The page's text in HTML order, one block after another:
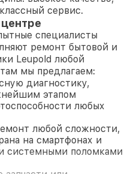
сервис.
специалисты
ремонт бытовой и
Leupold любой
мы предлагаем:
диагностику,
этапом
любых
любой сложности,
на смартфонах и
системными поломками